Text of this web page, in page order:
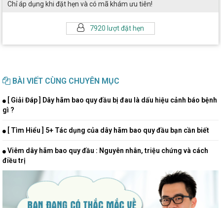
7920 lượt đặt hẹn
Chỉ áp dụng khi đặt hẹn và có mã khám ưu tiên!
BÀI VIẾT CÙNG CHUYÊN MỤC
[ Giải Đáp ] Dây hãm bao quy đầu bị đau là dấu hiệu cảnh báo bệnh
gì ?
[ Tìm Hiểu ] 5+ Tác dụng của dây hãm bao quy đầu bạn cần biết
Viêm dây hãm bao quy đầu : Nguyên nhân, triệu chứng và cách
điều trị